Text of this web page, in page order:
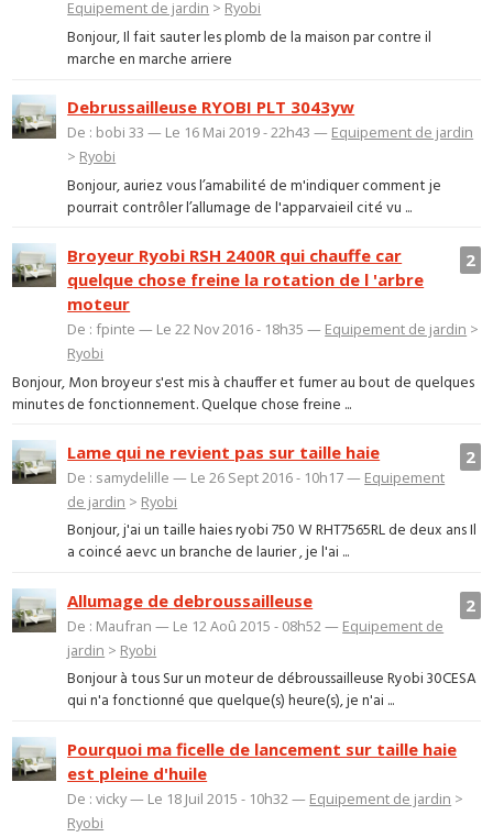
Equipement de jardin > Ryobi
Bonjour, Il fait sauter les plomb de la maison par contre il
marche en marche arriere
Debrussailleuse RYOBI PLT 3043yw
De : bobi 33 — Le 16 Mai 2019 - 22h43 — Equipement de jardin
> Ryobi
Bonjour, auriez vous l’amabilité de m'indiquer comment je
pourrait contrôler l’allumage de l'apparvaieil cité vu ...
2
Broyeur Ryobi RSH 2400R qui chauffe car
quelque chose freine la rotation de l 'arbre
moteur
De : fpinte — Le 22 Nov 2016 - 18h35 — Equipement de jardin >
Ryobi
Bonjour, Mon broyeur s'est mis à chauffer et fumer au bout de quelques
minutes de fonctionnement. Quelque chose freine ...
2
Lame qui ne revient pas sur taille haie
De : samydelille — Le 26 Sept 2016 - 10h17 — Equipement
de jardin > Ryobi
Bonjour, j'ai un taille haies ryobi 750 W RHT7565RL de deux ans Il
a coincé aevc un branche de laurier , je l'ai ...
2
Allumage de debroussailleuse
De : Maufran — Le 12 Aoû 2015 - 08h52 — Equipement de
jardin > Ryobi
Bonjour à tous Sur un moteur de débroussailleuse Ryobi 30CESA
qui n'a fonctionné que quelque(s) heure(s), je n'ai ...
Pourquoi ma ficelle de lancement sur taille haie
est pleine d'huile
De : vicky — Le 18 Juil 2015 - 10h32 — Equipement de jardin >
Ryobi